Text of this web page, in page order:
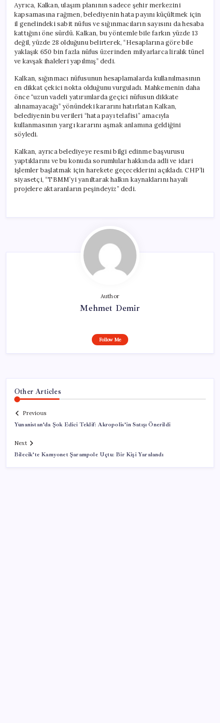
Ayrıca, Kalkan, ulaşım planının sadece şehir merkezini
kapsamasına rağmen, belediyenin hata payını küçültmek için
il genelindeki sabit nüfus ve sığınmacıların sayısını da hesaba
kattığını öne sürdü. Kalkan, bu yöntemle bile farkın yüzde 13
değil, yüzde 28 olduğunu belirterek, “Hesaplarına göre bile
yaklaşık 650 bin fazla nüfus üzerinden milyarlarca liralık tünel
ve kavşak ihaleleri yapılmış” dedi.
Kalkan, sığınmacı nüfusunun hesaplamalarda kullanılmasının
en dikkat çekici nokta olduğunu vurguladı. Mahkemenin daha
önce “uzun vadeli yatırımlarda geçici nüfusun dikkate
alınamayacağı” yönündeki kararını hatırlatan Kalkan,
belediyenin bu verileri “hata payı telafisi” amacıyla
kullanmasının yargı kararını aşmak anlamına geldiğini
söyledi.
Kalkan, ayrıca belediyeye resmi bilgi edinme başvurusu
yaptıklarını ve bu konuda sorumlular hakkında adli ve idari
işlemler başlatmak için harekete geçeceklerini açıkladı. CHP’li
siyasetçi, “TBMM’yi yanıltarak halkın kaynaklarını hayali
projelere aktaranların peşindeyiz” dedi.
Author
Mehmet Demir
Follow Me
Other Articles
Previous
Yunanistan’da Şok Edici Teklif: Akropolis’in Satışı Önerildi
Next
Bilecik’te Kamyonet Şarampole Uçtu: Bir Kişi Yaralandı